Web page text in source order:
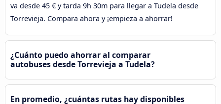
va desde 45 € y tarda 9h 30m para llegar a Tudela desde
Torrevieja. Compara ahora y ¡empieza a ahorrar!
¿Cuánto puedo ahorrar al comparar
autobuses desde Torrevieja a Tudela?
En promedio, ¿cuántas rutas hay disponibles